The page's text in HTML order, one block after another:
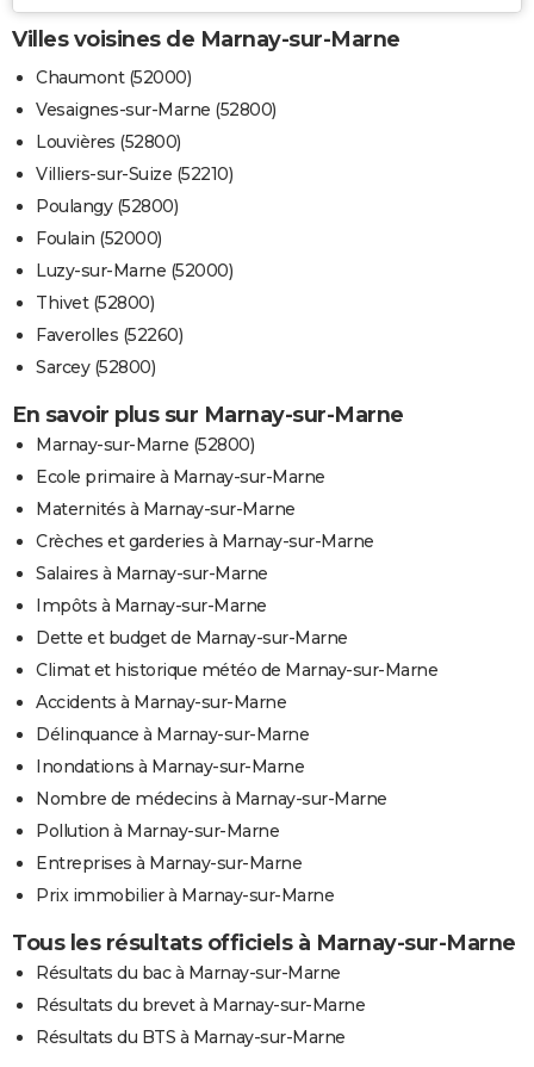
Villes voisines de Marnay-sur-Marne
Chaumont (52000)
Vesaignes-sur-Marne (52800)
Louvières (52800)
Villiers-sur-Suize (52210)
Poulangy (52800)
Foulain (52000)
Luzy-sur-Marne (52000)
Thivet (52800)
Faverolles (52260)
Sarcey (52800)
En savoir plus sur Marnay-sur-Marne
Marnay-sur-Marne (52800)
Ecole primaire à Marnay-sur-Marne
Maternités à Marnay-sur-Marne
Crèches et garderies à Marnay-sur-Marne
Salaires à Marnay-sur-Marne
Impôts à Marnay-sur-Marne
Dette et budget de Marnay-sur-Marne
Climat et historique météo de Marnay-sur-Marne
Accidents à Marnay-sur-Marne
Délinquance à Marnay-sur-Marne
Inondations à Marnay-sur-Marne
Nombre de médecins à Marnay-sur-Marne
Pollution à Marnay-sur-Marne
Entreprises à Marnay-sur-Marne
Prix immobilier à Marnay-sur-Marne
Tous les résultats officiels à Marnay-sur-Marne
Résultats du bac à Marnay-sur-Marne
Résultats du brevet à Marnay-sur-Marne
Résultats du BTS à Marnay-sur-Marne